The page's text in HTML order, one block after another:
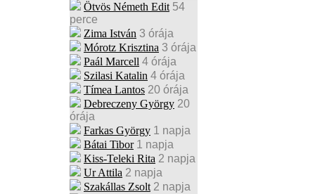
Ötvös Németh Edit 54
perce
Zima István 3 órája
Mórotz Krisztina 3 órája
Paál Marcell 4 órája
Szilasi Katalin 4 órája
Tímea Lantos 20 órája
Debreczeny György 20
órája
Farkas György 1 napja
Bátai Tibor 1 napja
Kiss-Teleki Rita 2 napja
Ur Attila 2 napja
Szakállas Zsolt 2 napja